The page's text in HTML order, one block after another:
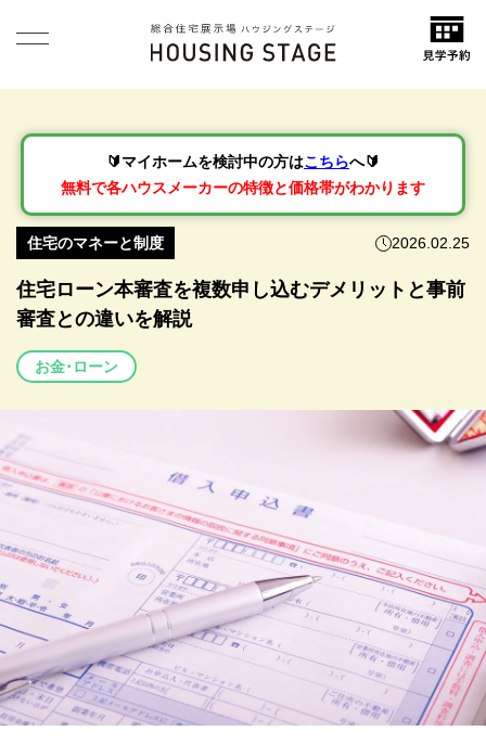
🔰マイホームを検討中の方はこちらへ🔰
無料で各ハウスメーカーの特徴と価格帯がわかります
住宅のマネーと制度 2026.02.25
住宅ローン本審査を複数申し込むデメリットと事前
審査との違いを解説
お金･ローン